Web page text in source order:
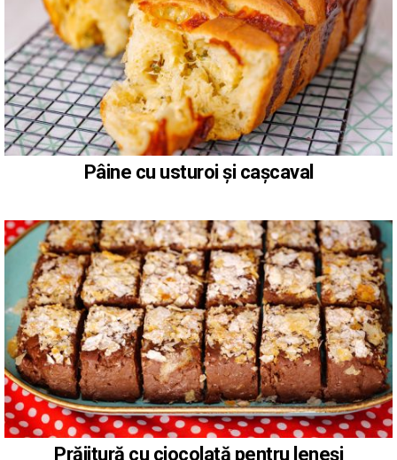
Pâine cu usturoi și cașcaval
Prăjitură cu ciocolată pentru leneși